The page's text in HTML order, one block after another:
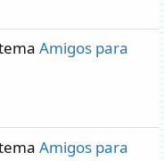
Amigos para
Amigos para